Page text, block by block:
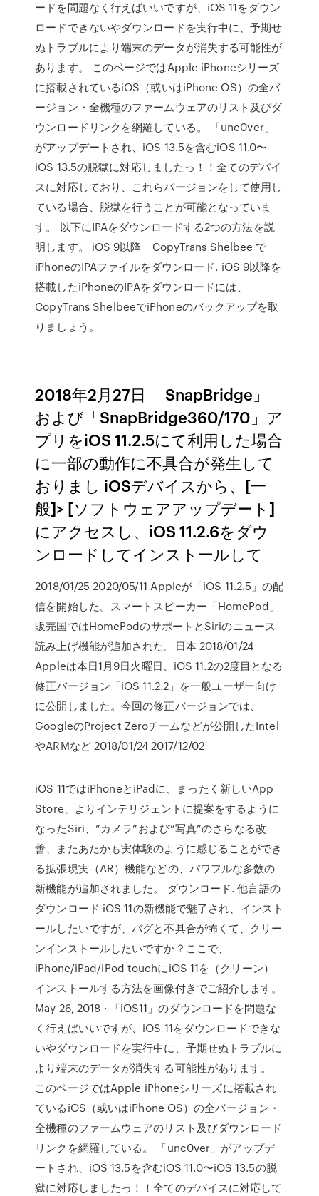
ードを問題なく行えばいいですが、iOS 11をダウン
ロードできないやダウンロードを実行中に、予期せ
ぬトラブルにより端末のデータが消失する可能性が
あります。 このページではApple iPhoneシリーズ
に搭載されているiOS（或いはiPhone OS）の全バ
ージョン・全機種のファームウェアのリスト及びダ
ウンロードリンクを網羅している。 「unc0ver」
がアップデートされ、iOS 13.5を含むiOS 11.0〜
iOS 13.5の脱獄に対応しましたっ！！全てのデバイ
スに対応しており、これらバージョンをして使用し
ている場合、脱獄を行うことが可能となっていま
す。 以下にIPAをダウンロードする2つの方法を説
明します。 iOS 9以降｜CopyTrans Shelbee で
iPhoneのIPAファイルをダウンロード. iOS 9以降を
搭載したiPhoneのIPAをダウンロードには、
CopyTrans ShelbeeでiPhoneのバックアップを取
りましょう。
2018年2月27日 「SnapBridge」
および「SnapBridge360/170」ア
プリをiOS 11.2.5にて利用した場合
に一部の動作に不具合が発生して
おりまし iOSデバイスから、[一
般]> [ソフトウェアアップデート]
にアクセスし、iOS 11.2.6をダウ
ンロードしてインストールして
2018/01/25 2020/05/11 Appleが「iOS 11.2.5」の配
信を開始した。スマートスピーカー「HomePod」
販売国ではHomePodのサポートとSiriのニュース
読み上げ機能が追加された。日本 2018/01/24
Appleは本日1月9日火曜日、iOS 11.2の2度目となる
修正バージョン「iOS 11.2.2」を一般ユーザー向け
に公開しました。今回の修正バージョンでは、
GoogleのProject Zeroチームなどが公開したIntel
やARMなど 2018/01/24 2017/12/02
iOS 11ではiPhoneとiPadに、まったく新しいApp
Store、よりインテリジェントに提案をするように
なったSiri、“カメラ”および“写真”のさらなる改
善、またあたかも実体験のように感じることができ
る拡張現実（AR）機能などの、パワフルな多数の
新機能が追加されました。 ダウンロード. 他言語の
ダウンロード iOS 11の新機能で魅了され、インスト
ールしたいですが、バグと不具合が怖くて、クリー
ンインストールしたいですか？ここで、
iPhone/iPad/iPod touchにiOS 11を（クリーン）
インストールする方法を画像付きでご紹介します。
May 26, 2018 · 「iOS11」のダウンロードを問題な
く行えばいいですが、iOS 11をダウンロードできな
いやダウンロードを実行中に、予期せぬトラブルに
より端末のデータが消失する可能性があります。
このページではApple iPhoneシリーズに搭載され
ているiOS（或いはiPhone OS）の全バージョン・
全機種のファームウェアのリスト及びダウンロード
リンクを網羅している。 「unc0ver」がアップデ
ートされ、iOS 13.5を含むiOS 11.0〜iOS 13.5の脱
獄に対応しましたっ！！全てのデバイスに対応して